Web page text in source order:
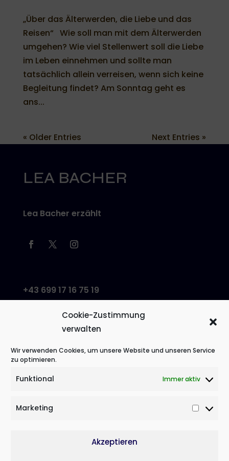
Cookie-Zustimmung
verwalten
Wir verwenden Cookies, um unsere Website und unseren Service
zu optimieren.
Funktional Immer aktiv
Marketing
Akzeptieren
„Über das Älterwerden, die Liebe und das
Reisen“ Wie soll man mit dem Älterwerden
umgehen? Wie viel Stellenwert soll die Liebe
im Leben einnehmen und sollte man
tatsächlich allein verreisen, wenn sich keine
Begleitung findet? Am Sonntag geht es
ans...
« Older Entries Next Entries »
LEA BACHER
Lea Bacher erzählt
+43 699 17 16 75 19
office@leabacher.at
lebt und arbeitet
Impressum
Datenschutz